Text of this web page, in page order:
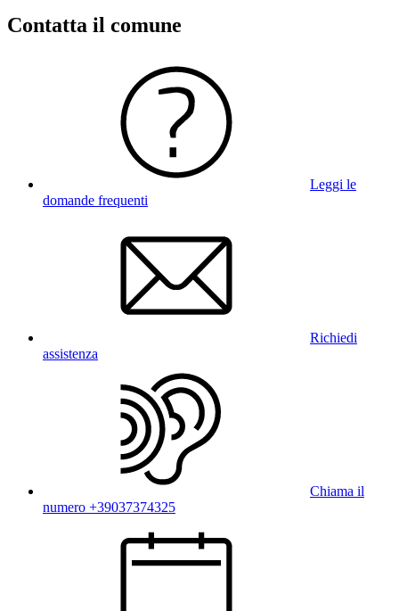
Contatta il comune
Leggi le
domande frequenti
Richiedi
assistenza
Chiama il
numero +39037374325